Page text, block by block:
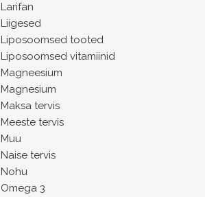
Larifan
Liigesed
Liposoomsed tooted
Liposoomsed vitamiinid
Magneesium
Magnesium
Maksa tervis
Meeste tervis
Muu
Naise tervis
Nohu
Omega 3